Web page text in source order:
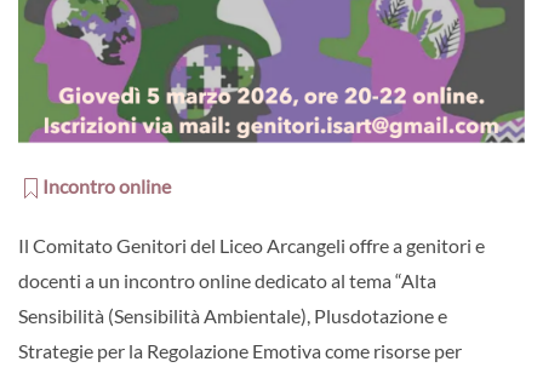
Incontro online
Il Comitato Genitori del Liceo Arcangeli offre a genitori e
docenti a un incontro online dedicato al tema “Alta
Sensibilità (Sensibilità Ambientale), Plusdotazione e
Strategie per la Regolazione Emotiva come risorse per